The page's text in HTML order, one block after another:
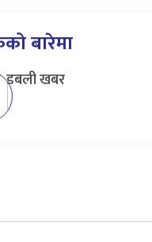
बारेमा
डबली खबर